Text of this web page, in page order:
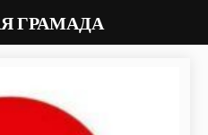
ГРАМАДА